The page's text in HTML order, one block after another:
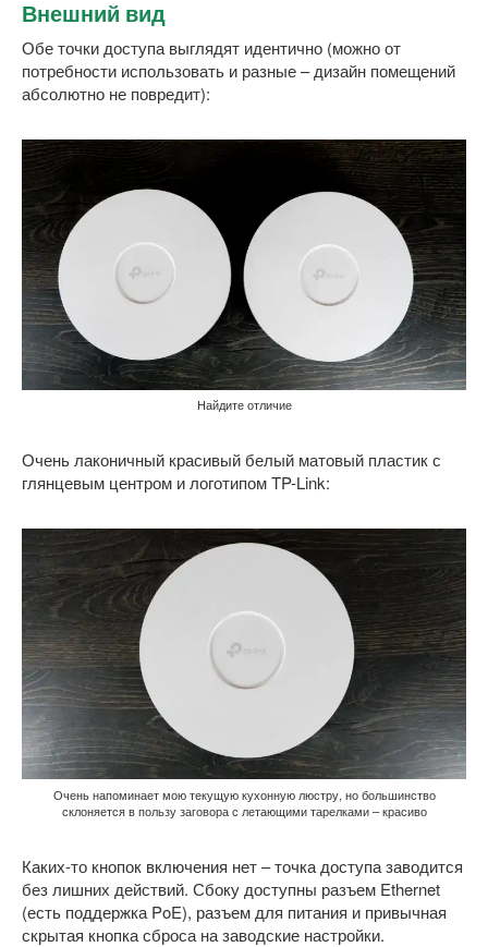
Внешний вид
Обе точки доступа выглядят идентично (можно от
потребности использовать и разные – дизайн помещений
абсолютно не повредит):
Найдите отличие
Очень лаконичный красивый белый матовый пластик с
глянцевым центром и логотипом TP-Link:
Очень напоминает мою текущую кухонную люстру, но большинство
склоняется в пользу заговора с летающими тарелками – красиво
Каких-то кнопок включения нет – точка доступа заводится
без лишних действий. Сбоку доступны разъем Ethernet
(есть поддержка PoE), разъем для питания и привычная
скрытая кнопка сброса на заводские настройки.